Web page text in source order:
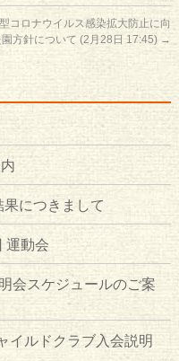
コロナウイルス感染拡大防止に向
園方針について (2月28日 17:45) →
につきまして
運動会
会スケジュールのご案
イルドクラブ入会説明